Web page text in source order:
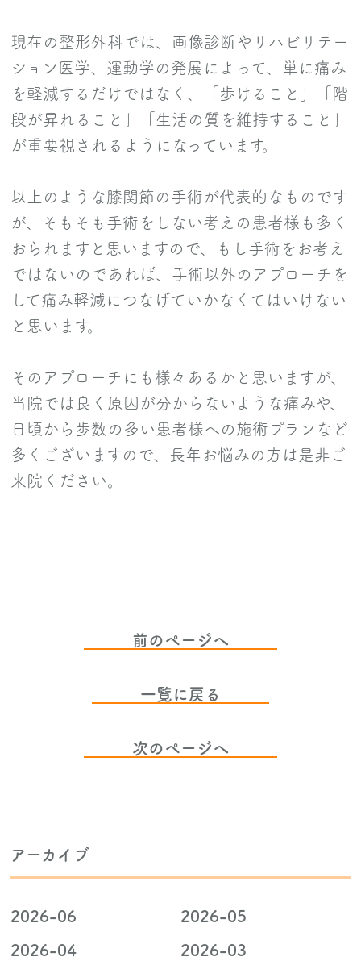
現在の整形外科では、画像診断やリハビリテー
ション医学、運動学の発展によって、単に痛み
を軽減するだけではなく、「歩けること」「階
段が昇れること」「生活の質を維持すること」
が重要視されるようになっています。
以上のような膝関節の手術が代表的なものです
が、そもそも手術をしない考えの患者様も多く
おられますと思いますので、もし手術をお考え
ではないのであれば、手術以外のアプローチを
して痛み軽減につなげていかなくてはいけない
と思います。
そのアプローチにも様々あるかと思いますが、
当院では良く原因が分からないような痛みや、
日頃から歩数の多い患者様への施術プランなど
多くございますので、長年お悩みの方は是非ご
来院ください。
前のページへ
一覧に戻る
次のページへ
アーカイブ
2026-06 2026-05
2026-04 2026-03